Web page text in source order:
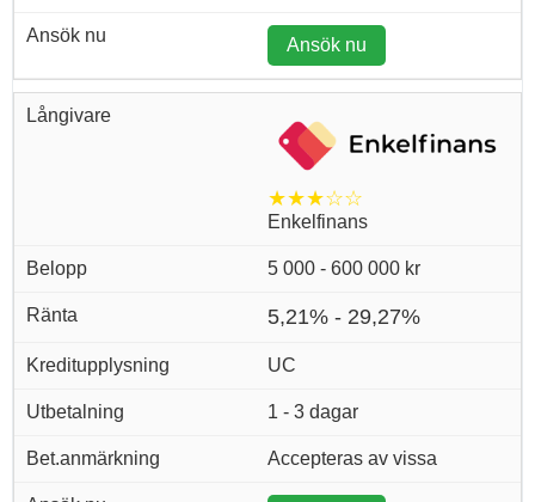
Ansök nu
★★★☆☆
Enkelfinans
5 000 - 600 000 kr
5,21% - 29,27%
UC
1 - 3 dagar
Accepteras av vissa